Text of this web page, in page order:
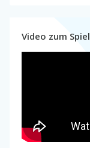
Video zum Spiel